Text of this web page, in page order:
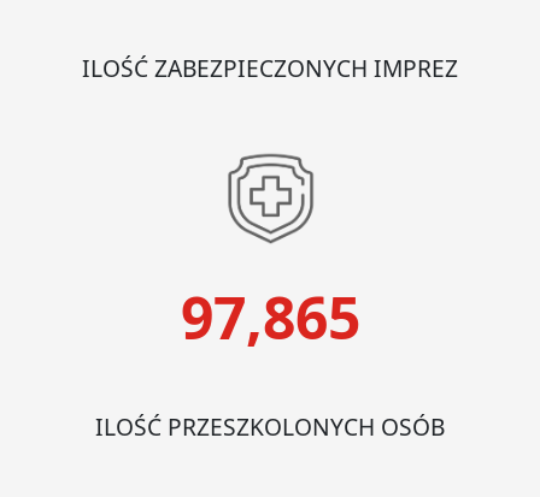
ILOŚĆ ZABEZPIECZONYCH IMPREZ
97,865
ILOŚĆ PRZESZKOLONYCH OSÓB